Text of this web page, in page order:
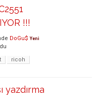
!!!
DoGu$ Yeni
ricoh
yazdırma